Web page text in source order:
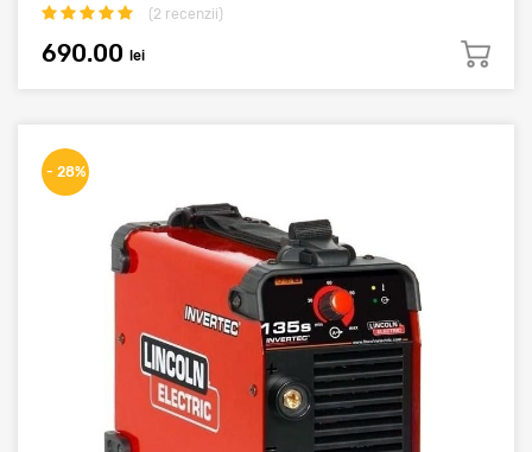
(2 recenzii)
690.00 lei
- 28%